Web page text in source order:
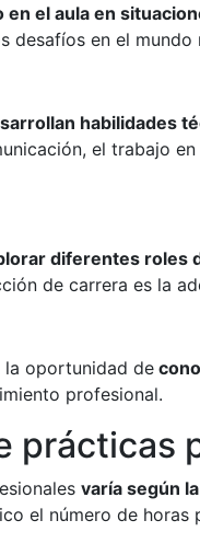
en el aula en
desafíos en el mundo
habilidades
el trabajo
diferentes roles
de carrera es la
la oportunidad de
profesional.
prácticas
varía según
el número de horas